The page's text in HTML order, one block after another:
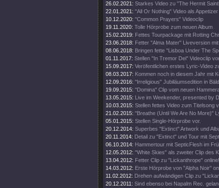
26.02.2021: Starkes Video zu "The Hermit
22.01.2021: "All Or Nothing" Video als Appetizer
10.12.2020: "Common Prayers" Videoclip
19.11.2020: Tolle Hörprobe zum neuen Album
15.02.2019: Fettes Tourpackage mit Rotting
23.06.2018: Fetter "Alma Mater" Liveversion
08.06.2018: Bringen fette "Lisboa Under The
01.11.2017: Stellen "In Tremor Dei" Videoclip
15.09.2017: Veröfentlichen erstes Lyric-Video
08.03.2017: Kommen noch in diesem Jahr mit
12.09.2016: "Irreligious" Jubiläumsedition in
19.09.2015: "Domina" Clip vom neuen
13.05.2015: Live im Weekender, presented by
10.03.2015: Stellen fettes Video zum Titelsong
21.02.2015: "Breathe (Until We Are No More)"
05.01.2015: Stellen Single-Hörprobe vor.
20.12.2014: Superbes "Extinct" Artwork und
20.11.2014: Detail zu "Extinct" und Tour mit
06.10.2014: Hammertour mit SepticFlesh im
12.05.2012: "White Skies" als zweiter Clip des
13.04.2012: Fetter Clip zu "Lickanthrope" online!
14.03.2012: Erste Hörprobe von "Alpha Noir"
11.02.2012: Drehen aufwändigen Clip zu
20.12.2011: Sind ebenso bei Napalm Rec.